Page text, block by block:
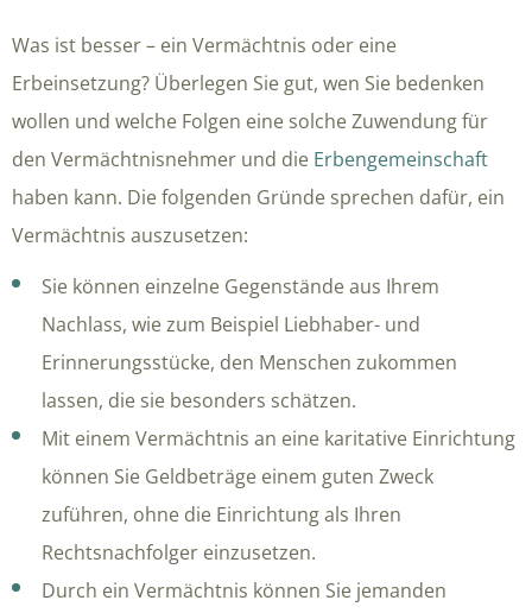
Was ist besser – ein Vermächtnis oder eine
Erbeinsetzung? Überlegen Sie gut, wen Sie bedenken
wollen und welche Folgen eine solche Zuwendung für
den Vermächtnisnehmer und die Erbengemeinschaft
haben kann. Die folgenden Gründe sprechen dafür, ein
Vermächtnis auszusetzen:
Sie können einzelne Gegenstände aus Ihrem
Nachlass, wie zum Beispiel Liebhaber- und
Erinnerungsstücke, den Menschen zukommen
lassen, die sie besonders schätzen.
Mit einem Vermächtnis an eine karitative Einrichtung
können Sie Geldbeträge einem guten Zweck
zuführen, ohne die Einrichtung als Ihren
Rechtsnachfolger einzusetzen.
Durch ein Vermächtnis können Sie jemanden